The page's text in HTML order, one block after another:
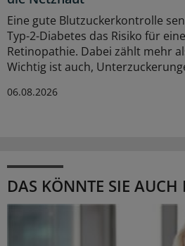
Eine gute Blutzuckerkontrolle
Typ-2-Diabetes das Risiko für
Retinopathie. Dabei zählt mehr
Wichtig ist auch,
06.08.2026
DAS KÖNNTE SIE AUCH